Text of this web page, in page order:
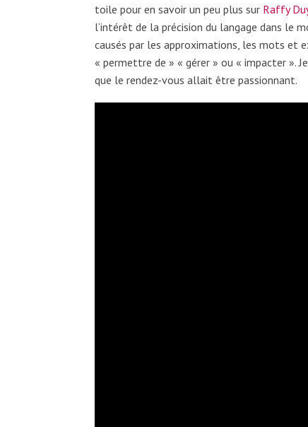
toile pour en savoir un peu plus sur Raffy
l’intérêt de la précision du langage dans le
causés par les approximations, les mots et
« permettre de » « gérer » ou « impacter ».
que le rendez-vous allait être passionnant.